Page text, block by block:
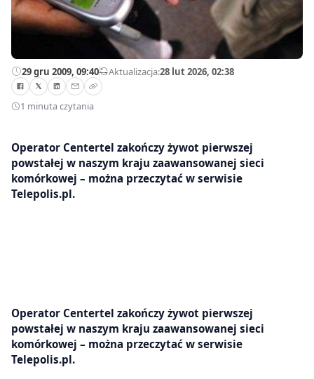
29 gru 2009, 09:40—Aktualizacja:28 lut 2026, 02:38
1 minuta czytania
Operator Centertel zakończy żywot pierwszej
powstałej w naszym kraju zaawansowanej sieci
komórkowej – można przeczytać w serwisie
Telepolis.pl.
Operator Centertel zakończy żywot pierwszej
powstałej w naszym kraju zaawansowanej sieci
komórkowej – można przeczytać w serwisie
Telepolis.pl.